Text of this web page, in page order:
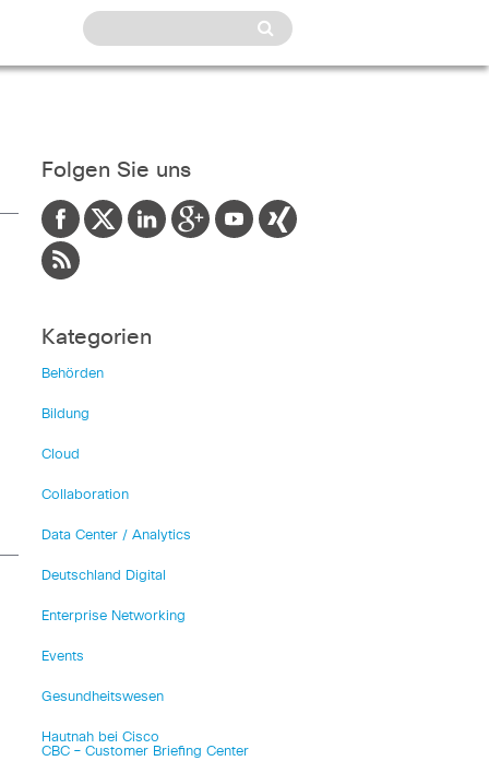
Folgen Sie uns
Kategorien
Behörden
Bildung
Cloud
Collaboration
Data Center / Analytics
Deutschland Digital
Enterprise Networking
Events
Gesundheitswesen
Hautnah bei Cisco
CBC – Customer Briefing Center